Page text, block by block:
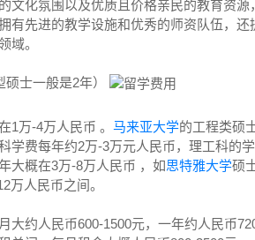
文化氛围以及优质且价格亲民的教育资源
有先进的教学设施和优秀的师资队伍，
域。
士一般是2年）
1万-4万人民币 。 马来亚大学的工程类硕
学费每年约2万-3万元人民币，理工科的
大概在3万-8万人民币 ，如思特雅大学硕
万人民币之间。
大约人民币600-1500元，一年约人民币